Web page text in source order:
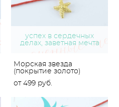
успех в сердечных
делах, заветная мечта
Морская звезда
(покрытие золото)
от 499 pуб.